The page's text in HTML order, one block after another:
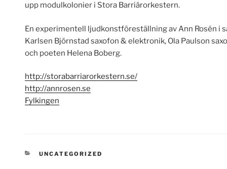
upp modulkolonier i Stora Barriärorkestern.
En experimentell ljudkonstföreställning av Ann Rosén i
Karlsen Björnstad saxofon & elektronik, Ola Paulson
och poeten Helena Boberg.
http://storabarriarorkestern.se/
http://annrosen.se
Fylkingen
KATEGORIER
UNCATEGORIZED